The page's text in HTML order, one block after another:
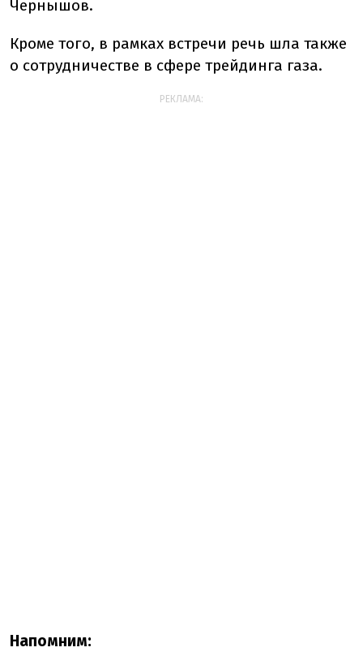
Чернышов.
Кроме того, в рамках встречи речь шла также
о сотрудничестве в сфере трейдинга газа.
РЕКЛАМА:
Напомним: